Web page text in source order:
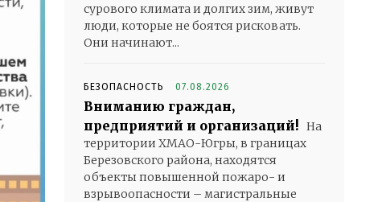
сурового климата и долгих зим, живут
люди, которые не боятся рисковать.
Они начинают...
БЕЗОПАСНОСТЬ 07.08.2026
Вниманию граждан,
предприятий и организаций! На
территории ХМАО-Югры, в границах
Березовского района, находятся
объекты повышенной пожаро- и
взрывоопасности – магистральные